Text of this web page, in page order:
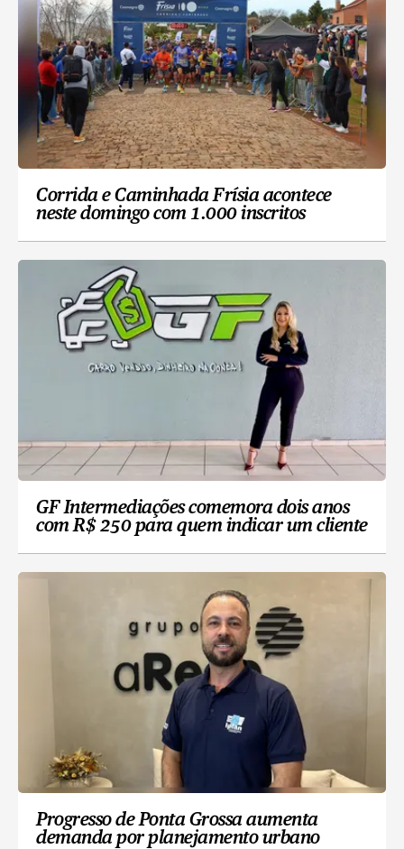
Corrida e Caminhada Frísia acontece
neste domingo com 1.000 inscritos
GF Intermediações comemora dois anos
com R$ 250 para quem indicar um cliente
Progresso de Ponta Grossa aumenta
demanda por planejamento urbano